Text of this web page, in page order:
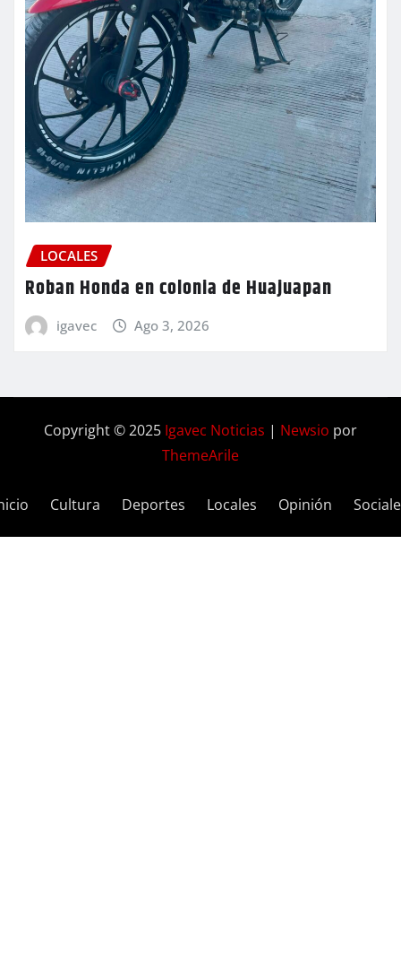
LOCALES
Roban Honda en colonia de Huajuapan
igavec Ago 3, 2026
Copyright © 2025 Igavec Noticias | Newsio por
ThemeArile
Cultura Deportes Locales Opinión